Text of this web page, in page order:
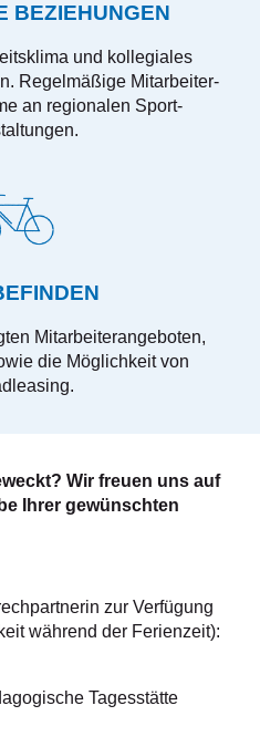
BEZIEHUNGEN
und kollegiales
Regelmäßige Mitarbeiter-
an regionalen Sport-
Mitarbeiterangeboten,
die Möglichkeit von
Wir freuen uns auf
Ihrer gewünschten
zur Verfügung
während der Ferienzeit):
Tagesstätte